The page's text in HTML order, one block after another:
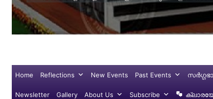
Home Reflections New Events Past Events
Newsletter Gallery About Us Subscribe